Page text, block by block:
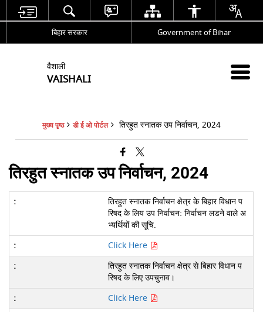
बिहार सरकार Government of Bihar
वैशाली
VAISHALI
मुख्य पृष्ठ डी ई ओ पोर्टल तिरहुत स्नातक उप निर्वाचन, 2024
तिरहुत स्नातक उप निर्वाचन, 2024
तिरहुत स्नातक निर्वाचन क्षेत्र के बिहार विधान प
रिषद के लिय उप निर्वाचन: निर्वाचन लडने वाले अ
भ्यर्थियों की सूचि.
Click Here
तिरहुत स्नातक निर्वाचन क्षेत्र से बिहार विधान प
रिषद के लिए उपचुनाव।
Click Here